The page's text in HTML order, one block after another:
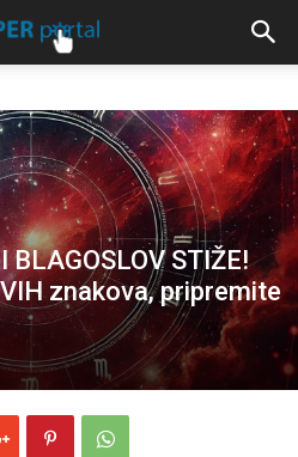
BLAGOSLOV STIŽE!
znakova, pripremite